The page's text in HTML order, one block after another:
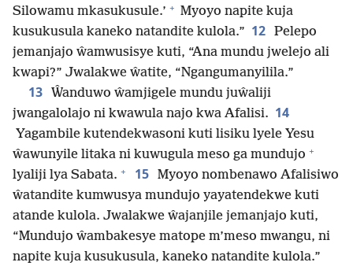
Silowamu mkasukusule.’ + Myoyo napite kuja
kusukusula kaneko natandite kulola.” 12 Pelepo
jemanjajo ŵamwusisye kuti, “Ana mundu jwelejo ali
kwapi?” Jwalakwe ŵatite, “Ngangumanyilila.”
13 Ŵanduwo ŵamjigele mundu juŵaliji
jwangalolajo ni kwawula najo kwa Afalisi. 14
Yagambile kutendekwasoni kuti lisiku lyele Yesu
ŵawunyile litaka ni kuwugula meso ga mundujo +
lyaliji lya Sabata. + 15 Myoyo nombenawo Afalisiwo
ŵatandite kumwusya mundujo yayatendekwe kuti
atande kulola. Jwalakwe ŵajanjile jemanjajo kuti,
“Mundujo ŵambakesye matope m’meso mwangu, ni
napite kuja kusukusula, kaneko natandite kulola.”